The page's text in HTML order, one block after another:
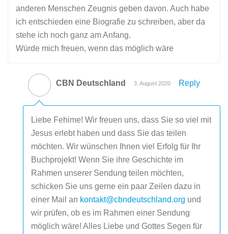
anderen Menschen Zeugnis geben davon. Auch habe
ich entschieden eine Biografie zu schreiben, aber da
stehe ich noch ganz am Anfang.
Würde mich freuen, wenn das möglich wäre
CBN Deutschland 3. August 2020 Reply
Liebe Fehime! Wir freuen uns, dass Sie so viel mit
Jesus erlebt haben und dass Sie das teilen
möchten. Wir wünschen Ihnen viel Erfolg für Ihr
Buchprojekt! Wenn Sie ihre Geschichte im
Rahmen unserer Sendung teilen möchten,
schicken Sie uns gerne ein paar Zeilen dazu in
einer Mail an kontakt@cbndeutschland.org und
wir prüfen, ob es im Rahmen einer Sendung
möglich wäre! Alles Liebe und Gottes Segen für